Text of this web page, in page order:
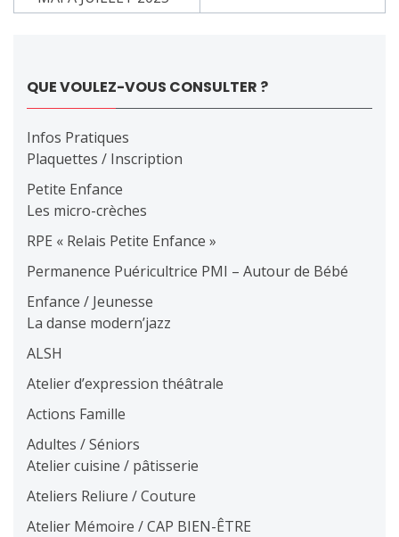
QUE VOULEZ-VOUS CONSULTER ?
Infos Pratiques
Plaquettes / Inscription
Petite Enfance
Les micro-crèches
RPE « Relais Petite Enfance »
Permanence Puéricultrice PMI – Autour de Bébé
Enfance / Jeunesse
La danse modern’jazz
ALSH
Atelier d’expression théâtrale
Actions Famille
Adultes / Séniors
Atelier cuisine / pâtisserie
Ateliers Reliure / Couture
Atelier Mémoire / CAP BIEN-ÊTRE